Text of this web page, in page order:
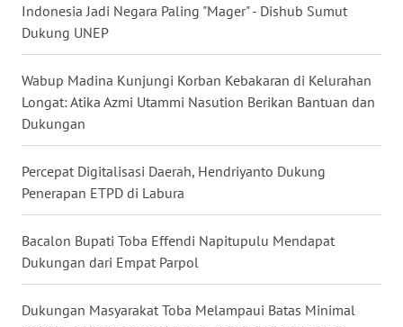
Indonesia Jadi Negara Paling "Mager" - Dishub Sumut
Dukung UNEP
Wabup Madina Kunjungi Korban Kebakaran di Kelurahan
Longat: Atika Azmi Utammi Nasution Berikan Bantuan dan
Dukungan
Percepat Digitalisasi Daerah, Hendriyanto Dukung
Penerapan ETPD di Labura
Bacalon Bupati Toba Effendi Napitupulu Mendapat
Dukungan dari Empat Parpol
Dukungan Masyarakat Toba Melampaui Batas Minimal
WN
KARO
WN
SIMALUNGUN
WN
LABUHANBATU
WN
TAPANULI
TENGAH
WN DELI
SERDANG